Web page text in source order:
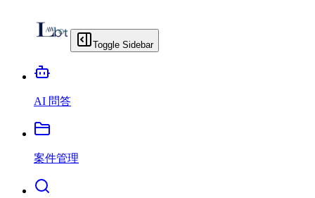
Toggle Sidebar
AI 問答
案件管理